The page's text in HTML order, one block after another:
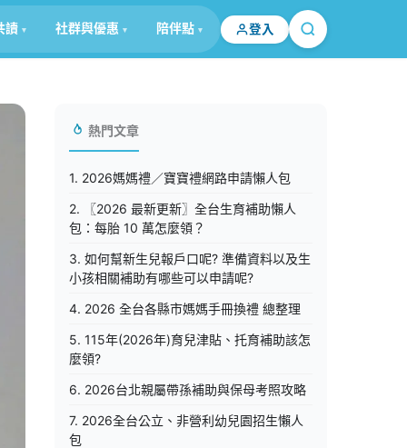
讀 社群與優惠 陪伴點 登入
熱門文章
1. 2026媽媽禮／寶寶禮網路申請懶人包
2. 〖2026 最新更新〗全台生育補助懶人
包：每胎 10 萬怎麼領？
3. 如何幫新生兒報戶口呢? 準備資料以及生
小孩相關補助有哪些可以申請呢?
4. 2026 全台各縣市媽媽手冊換禮 總整理
5. 115年(2026年)育兒津貼、托育補助該怎
麼領?
6. 2026台北親屬帶孫補助與保母考照攻略
7. 2026全台公立、非營利幼兒園招生懶人
包